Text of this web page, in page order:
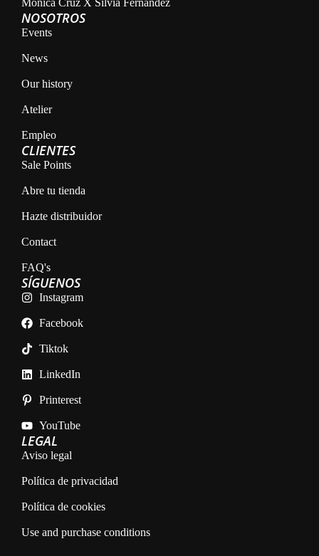
Mónica Cruz X Silvia Fernández
NOSOTROS
Events
News
Our history
Atelier
Empleo
CLIENTES
Sale Points
Abre tu tienda
Hazte distribuidor
Contact
FAQ's
LEGAL
Aviso legal
Política de privacidad
Política de cookies
Use and purchase conditions
SÍGUENOS
Instagram
Facebook
Tiktok
LinkedIn
Printerest
YouTube